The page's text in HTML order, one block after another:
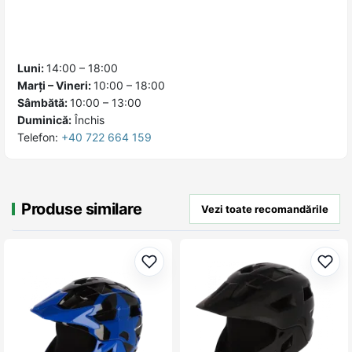
Luni:14:00 – 18:00
Marți – Vineri:10:00 – 18:00
Sâmbătă:10:00 – 13:00
Duminică: Închis
Telefon: +40 722 664 159
Produse similare Vezi toate recomandările
Adaugă la favorite